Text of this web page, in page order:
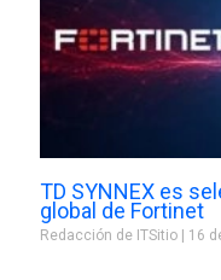
TD SYNNEX es
global de Fortinet
Redacción de ITSitio 16